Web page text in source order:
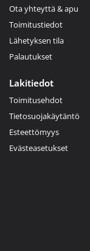
Ota yhteyttä & apu
Toimitustiedot
Lähetyksen tila
Palautukset
Lakitiedot
Toimitusehdot
Tietosuojakäytäntö
Esteettömyys
Evästeasetukset